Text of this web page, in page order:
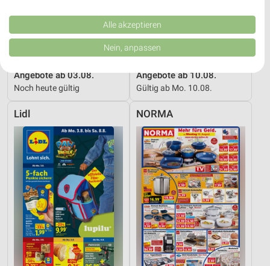
Angebote ab 03.08.
Noch heute gültig
Angebote ab 10.08.
Gültig ab Mo. 10.08.
Lidl NORMA
Kombinationen von Daten aus verschiedenen Quellen. Entwicklung und
Verbesserung der Angebote. Verwendung reduzierter Daten zur Auswahl
von Inhalten.
Daten können außerhalb der Europäischen Union weitergegeben und in die
Website/App.
Partnerliste anzeigen (1 IAB-Anbieter)
Speichern von oder Zugriff auf Informationen
auf einem Endgerät
Verwendung reduzierter Daten zur Auswahl von
Werbeanzeigen
Erstellung von Profilen für personalisierte
Werbung
Verwendung von Profilen zur Auswahl
personalisierter Werbung
Alle akzeptieren
Nein, anpassen